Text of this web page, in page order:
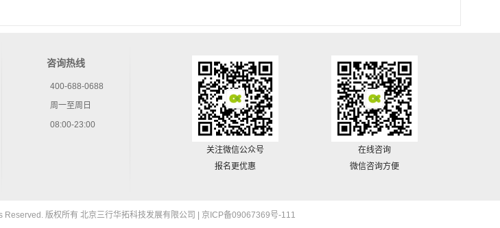
咨询热线
400-688-0688
周一至周日
08:00-23:00
关注微信公众号
报名更优惠
在线咨询
微信咨询方便
版权所有 北京三行华拓科技发展有限公司 | 京ICP备09067369号-111